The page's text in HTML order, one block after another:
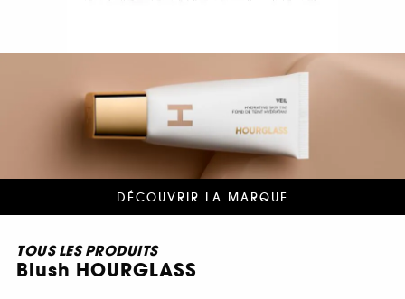
DÉCOUVRIR LA MARQUE
TOUS LES PRODUITS
Blush HOURGLASS